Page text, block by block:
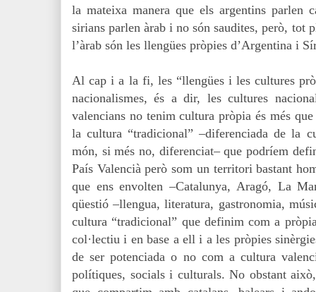
la mateixa manera que els argentins parlen
sirians parlen àrab i no són saudites, però, tot
l’àrab són les llengües pròpies d’Argentina i
Al cap i a la fi, les “llengües i les cultures
nacionalismes, és a dir, les cultures
valencians no tenim cultura pròpia és més
la cultura “tradicional” –diferenciada de la
món, si més no, diferenciat– que podríem
País Valencià però som un territori bastant
que ens envolten –Catalunya, Aragó, La
qüestió –llengua, literatura, gastronomia,
cultura “tradicional” que definim com a
col·lectiu i en base a ell i a les pròpies
de ser potenciada o no com a cultura
polítiques, socials i culturals. No obstant